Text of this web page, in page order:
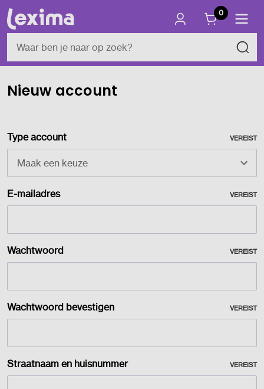
0
Nieuw account
E-mailadres VEREIST
Wachtwoord VEREIST
Wachtwoord bevestigen VEREIST
Type account VEREIST
Straatnaam en huisnummer VEREIST